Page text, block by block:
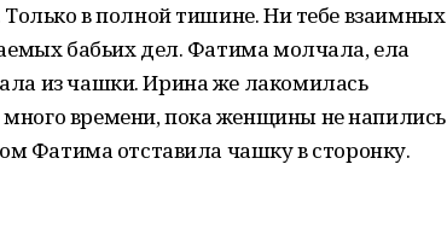
в полной тишине. Ни тебе взаимных
бабьих дел. Фатима молчала, ела
из чашки. Ирина же лакомилась
времени, пока женщины не напились
Фатима отставила чашку в сторонку.